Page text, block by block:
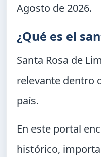
Agosto de 2026.
¿Qué es el
Santa Rosa de
relevante dentro
país.
En este portal
histórico,